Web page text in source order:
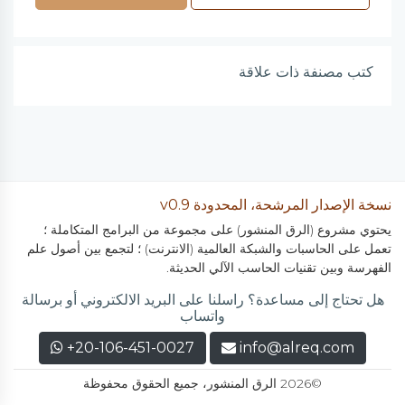
كتب مصنفة ذات علاقة
نسخة الإصدار المرشحة، المحدودة v0.9
يحتوي مشروع (الرق المنشور) على مجموعة من البرامج المتكاملة ؛
تعمل على الحاسبات والشبكة العالمية (الانترنت) ؛ لتجمع بين أصول علم
الفهرسة وبين تقنيات الحاسب الآلي الحديثة.
هل تحتاج إلى مساعدة؟ راسلنا على البريد الالكتروني أو برسالة
واتساب
info@alreq.com
+20-106-451-0027
©2026 الرق المنشور، جميع الحقوق محفوظة